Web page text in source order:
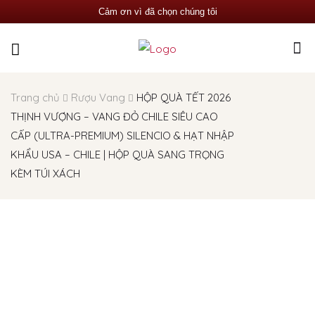
Cảm ơn vì đã chọn chúng tôi
Trang chủ Rượu Vang
HỘP QUÀ TẾT 2026
THỊNH VƯỢNG – VANG ĐỎ CHILE SIÊU CAO
CẤP (ULTRA-PREMIUM) SILENCIO & HẠT NHẬP
KHẨU USA – CHILE | HỘP QUÀ SANG TRỌNG
KÈM TÚI XÁCH